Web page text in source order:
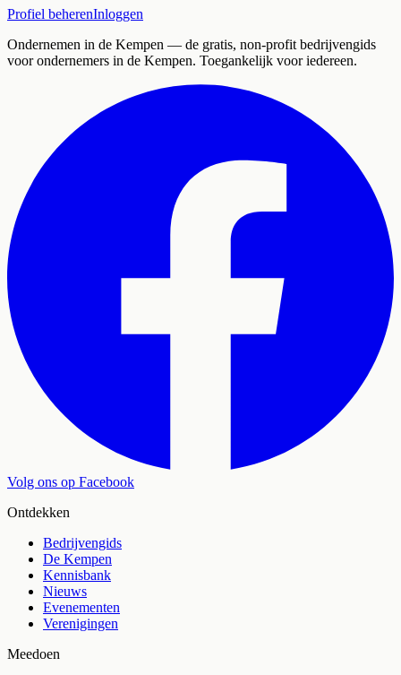
Profiel beherenInloggen
Ondernemen in de Kempen — de gratis, non-profit bedrijvengids
voor ondernemers in de Kempen. Toegankelijk voor iedereen.
Volg ons op Facebook
Ontdekken
Bedrijvengids
De Kempen
Kennisbank
Nieuws
Evenementen
Verenigingen
Meedoen